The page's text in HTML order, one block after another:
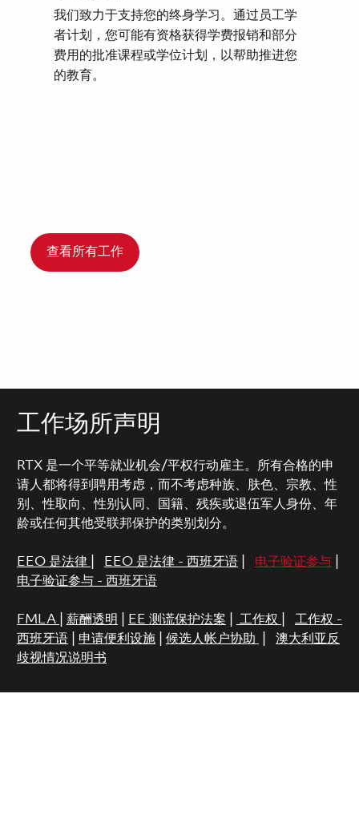
我们致力于支持您的终身学习。通过员工学
者计划，您可能有资格获得学费报销和部分
费用的批准课程或学位计划，以帮助推进您
的教育。
查看所有工作
工作场所声明
RTX 是一个平等就业机会/平权行动雇主。所有合格的申
请人都将得到聘用考虑，而不考虑种族、肤色、宗教、性
别、性取向、性别认同、国籍、残疾或退伍军人身份、年
龄或任何其他受联邦保护的类别划分。
EEO 是法律 EEO 是法律 - 西班牙语| 电子验证参与|
电子验证参与 - 西班牙语
FMLA 薪酬透明 EE 测谎保护法案 工作权
工作权 -
西班牙语| 申请便利设施| 候选人帐户协助
澳大利亚反
歧视情况说明书